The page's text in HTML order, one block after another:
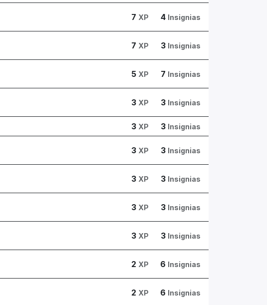
7 XP 4 Insignias
7 XP 3 Insignias
5 XP 7 Insignias
3 XP 3 Insignias
3 XP 3 Insignias
3 XP 3 Insignias
3 XP 3 Insignias
3 XP 3 Insignias
3 XP 3 Insignias
2 XP 6 Insignias
2 XP 6 Insignias